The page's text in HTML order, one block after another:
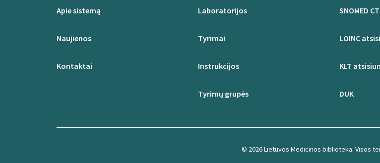
Apie sistemą
Naujienos
Kontaktai
Laboratorijos
Tyrimai
Instrukcijos
Tyrimų grupės
SNOMED
LOINC
KLT
DUK
© 2026 Lietuvos Medicinos biblioteka. Visos